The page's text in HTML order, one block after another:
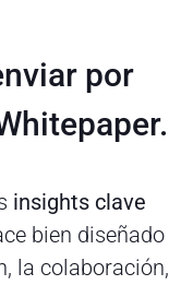
por
insights clave
bien diseñado
la colaboración,